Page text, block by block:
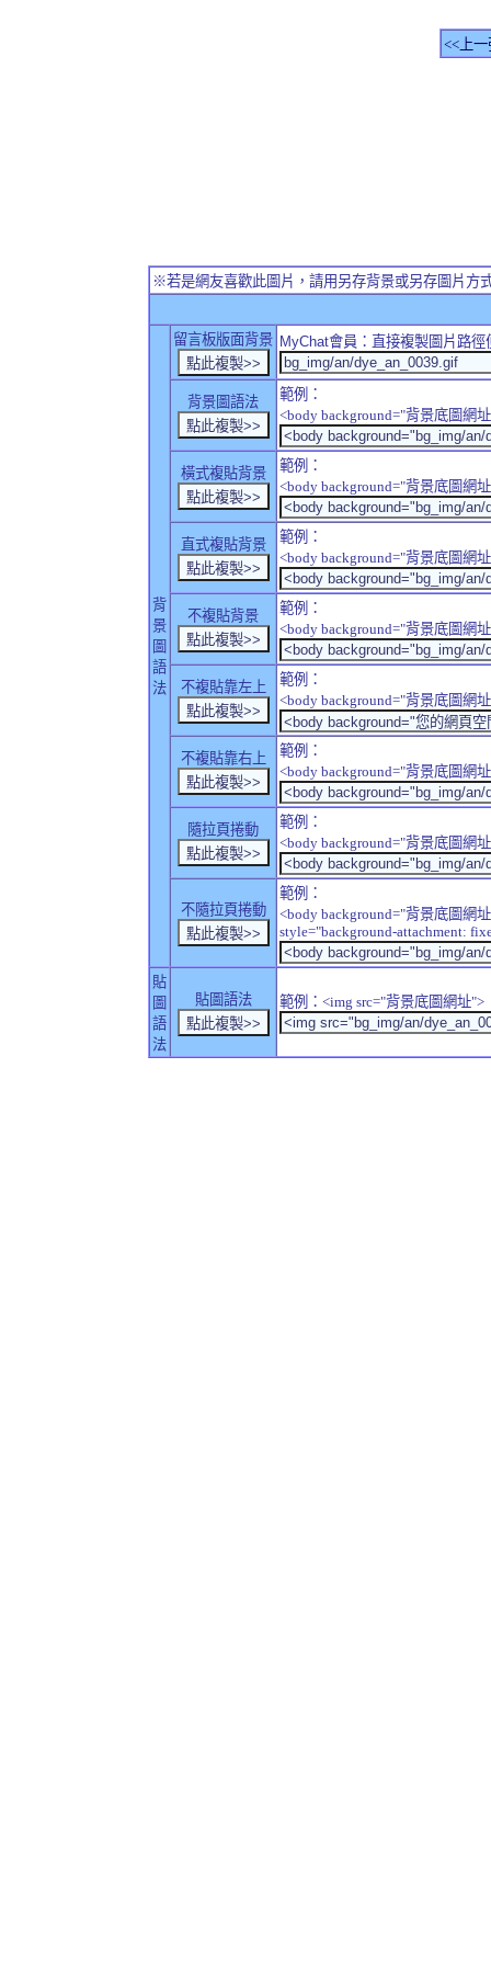
<<上一
※若是網友喜歡此圖片，請用另存背景或另存圖片方
背
景
圖
語
法
留言板版面背景 MyChat會員：直接複製圖片路
背景圖語法
範例：
<body background="背景底圖網
橫式複貼背景
範例：
<body background="背景底圖網
直式複貼背景
範例：
<body background="背景底圖網
不複貼背景
範例：
<body background="背景底圖網
不複貼靠左上
範例：
<body background="背景底圖網
不複貼靠右上
範例：
<body background="背景底圖網
隨拉頁捲動
範例：
<body background="背景底圖網
不隨拉頁捲動
範例：
<body background="背景底圖網
style="background-attachment:
貼
圖
語
法
貼圖語法 範例：<img src="背景底圖網址">